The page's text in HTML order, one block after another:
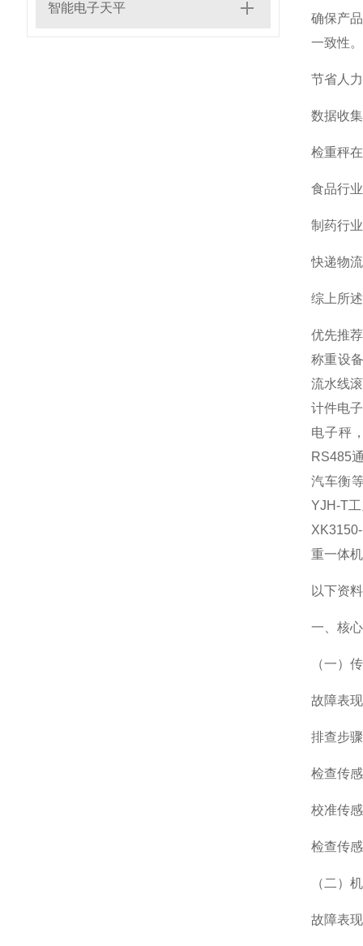
智能电子天平
确保产
一致性‌。
节省人
数据收
检重秤
食品行
制药行
快递物
综上所
优先推
称重设
流水线
计件电
电子秤
RS485
汽车衡
YJH-T
重一体
以下资
一、核
（一）
故障表
排查步
检查传
校准传
检查传
（二）
故障表